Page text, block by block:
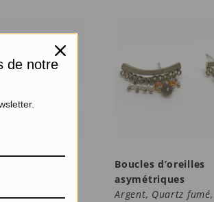
fumés et
Boucles d’oreilles
asymétriques
Argent, Quartz fumé,
de notre